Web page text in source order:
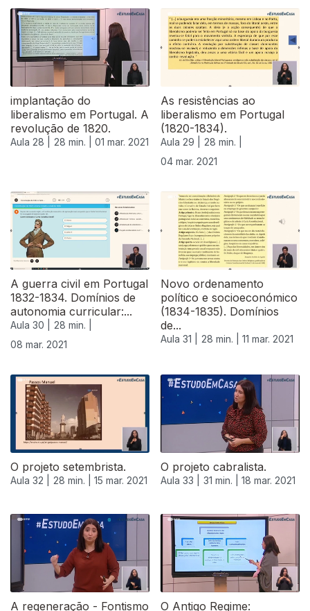
implantação do
liberalismo em Portugal. A
revolução de 1820.
Aula 28 | 28 min. | 01 mar. 2021
As resistências ao
liberalismo em Portugal
(1820-1834).
Aula 29 |
28 min. |
04 mar. 2021
A guerra civil em Portugal
1832-1834. Domínios de
autonomia curricular:...
Aula 30 |
28 min. |
08 mar. 2021
Novo ordenamento
político e socioeconómico
(1834-1835). Domínios
de...
Aula 31 | 28 min. | 11 mar. 2021
O projeto setembrista.
Aula 32 | 28 min. | 15 mar. 2021
O projeto cabralista.
Aula 33 | 31 min. | 18 mar. 2021
A regeneração - Fontismo O Antigo Regime:
532760